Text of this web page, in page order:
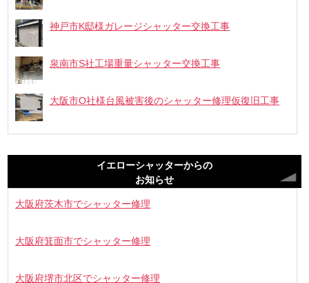
神戸市K邸様ガレージシャッター交換工事
泉南市S社工場重量シャッター交換工事
大阪市O社様台風被害後のシャッター修理仮復旧工事
イエローシャッターからの
お知らせ
大阪府茨木市でシャッター修理
大阪府箕面市でシャッター修理
大阪府堺市北区でシャッター修理